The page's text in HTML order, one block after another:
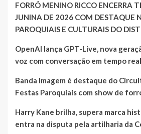
FORRÓ MENINO RICCO ENCERRA
JUNINA DE 2026 COM DESTAQUE
PAROQUIAIS E CULTURAIS DO
OpenAI lança GPT-Live, nova
voz com conversação em tempo real
Banda Imagem é destaque do
Festas Paroquiais com show de
Harry Kane brilha, supera marca
entra na disputa pela artilharia da